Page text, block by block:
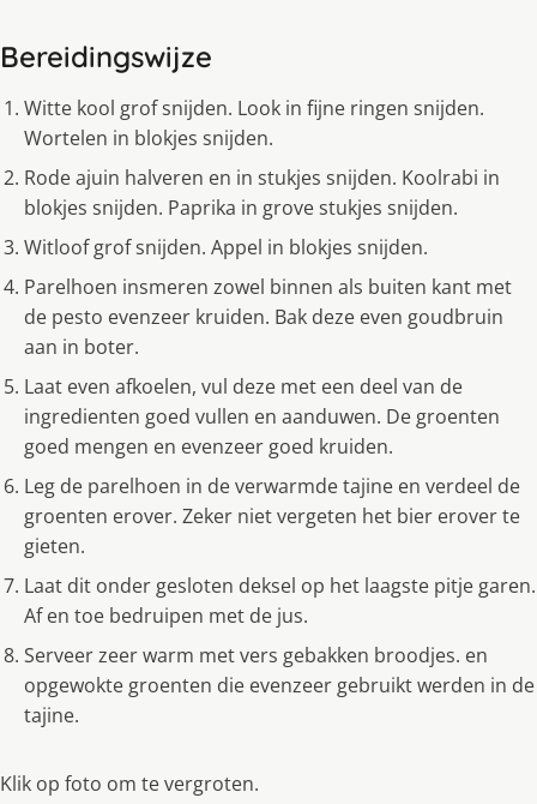
Bereidingswijze
Witte kool grof snijden. Look in fijne ringen snijden.
Wortelen in blokjes snijden.
Rode ajuin halveren en in stukjes snijden. Koolrabi in
blokjes snijden. Paprika in grove stukjes snijden.
Witloof grof snijden. Appel in blokjes snijden.
Parelhoen insmeren zowel binnen als buiten kant met
de pesto evenzeer kruiden. Bak deze even goudbruin
aan in boter.
Laat even afkoelen, vul deze met een deel van de
ingredienten goed vullen en aanduwen. De groenten
goed mengen en evenzeer goed kruiden.
Leg de parelhoen in de verwarmde tajine en verdeel de
groenten erover. Zeker niet vergeten het bier erover te
gieten.
Laat dit onder gesloten deksel op het laagste pitje garen.
Af en toe bedruipen met de jus.
Serveer zeer warm met vers gebakken broodjes. en
opgewokte groenten die evenzeer gebruikt werden in de
tajine.
Klik op foto om te vergroten.